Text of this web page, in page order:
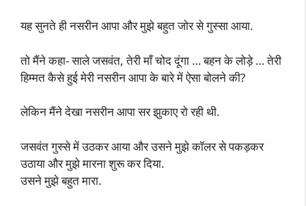
यह सुनते ही नसरीन आपा और मुझे बहुत जोर से गुस्सा आया.
तो मैंने कहा- साले जसवंत, तेरी माँ चोद दूंगा … बहन के लोड़े … तेरी
हिम्मत कैसे हुई मेरी नसरीन आपा के बारे में ऐसा बोलने की?
लेकिन मैंने देखा नसरीन आपा सर झुकाए रो रही थी.
जसवंत गुस्से में उठकर आया और उसने मुझे कॉलर से पकड़कर
उठाया और मुझे मारना शुरू कर दिया.
उसने मुझे बहुत मारा.